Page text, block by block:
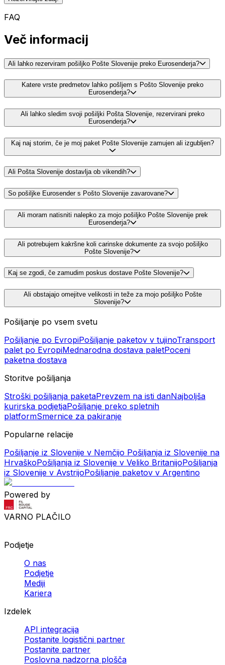
FAQ
Več informacij
Ali lahko rezerviram pošiljko Pošte Slovenije preko Eurosenderja?
Katere vrste predmetov lahko pošljem s Pošto Slovenije preko
Eurosenderja?
Ali lahko sledim svoji pošiljki Pošta Slovenije, rezervirani preko
Eurosenderja?
Kaj naj storim, če je moj paket Pošte Slovenije zamujen ali izgubljen?
Ali Pošta Slovenije dostavlja ob vikendih?
So pošiljke Eurosender s Pošto Slovenije zavarovane?
Ali moram natisniti nalepko za mojo pošiljko Pošte Slovenije prek
Eurosenderja?
Ali potrebujem kakršne koli carinske dokumente za svojo pošiljko
Pošte Slovenije?
Kaj se zgodi, če zamudim poskus dostave Pošte Slovenije?
Ali obstajajo omejitve velikosti in teže za mojo pošiljko Pošte
Slovenije?
Pošiljanje po vsem svetu
Pošiljanje po EvropiPošiljanje paketov v tujinoTransport
palet po EvropiMednarodna dostava paletPoceni
paketna dostava
Storitve pošiljanja
Stroški pošiljanja paketaPrevzem na isti danNajboljša
kurirska podjetjaPošiljanje preko spletnih
platformSmernice za pakiranje
Popularne relacije
Pošiljanje iz Slovenije v Nemčijo Pošiljanja iz Slovenije na
HrvaškoPošiljanja iz Slovenije v Veliko BritanijoPošiljanja
iz Slovenije v AvstrijoPošiljanje paketov v Argentino
Powered by
VARNO PLAČILO
Podjetje
O nas
Podjetje
Mediji
Kariera
Izdelek
API integracija
Postanite logistični partner
Postanite partner
Poslovna nadzorna plošča